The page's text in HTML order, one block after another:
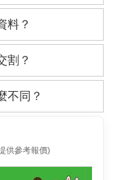
料？
割？
不同？
供參考報價)